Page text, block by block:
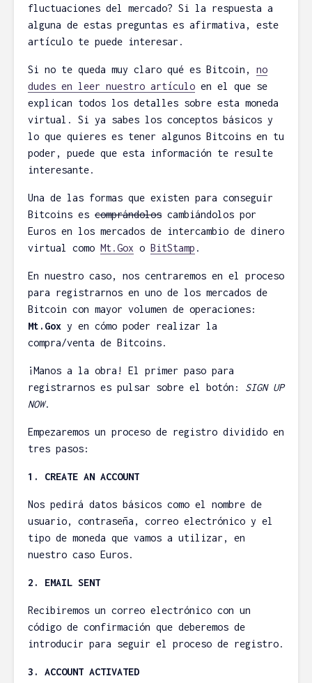
fluctuaciones del mercado? Si la respuesta a
alguna de estas preguntas es afirmativa, este
artículo te puede interesar.
Si no te queda muy claro qué es Bitcoin, no
dudes en leer nuestro artículo en el que se
explican todos los detalles sobre esta moneda
virtual. Si ya sabes los conceptos básicos y
lo que quieres es tener algunos Bitcoins en tu
poder, puede que esta información te resulte
interesante.
Una de las formas que existen para conseguir
Bitcoins es comprándolos cambiándolos por
Euros en los mercados de intercambio de dinero
virtual como Mt.Gox o BitStamp .
En nuestro caso, nos centraremos en el proceso
para registrarnos en uno de los mercados de
Bitcoin con mayor volumen de operaciones:
Mt.Gox y en cómo poder realizar la
compra/venta de Bitcoins.
¡Manos a la obra! El primer paso para
registrarnos es pulsar sobre el botón: SIGN UP
NOW.
Empezaremos un proceso de registro dividido en
tres pasos:
1. CREATE AN ACCOUNT
Nos pedirá datos básicos como el nombre de
usuario, contraseña, correo electrónico y el
tipo de moneda que vamos a utilizar, en
nuestro caso Euros.
2. EMAIL SENT
Recibiremos un correo electrónico con un
código de confirmación que deberemos de
introducir para seguir el proceso de registro.
3. ACCOUNT ACTIVATED
Esnifando
contraseñas con
Wireshark
10/12/2013
comentarios
3 minutos de
lectura
¿Cómo aprobar el
examen de ISTQB
Foundation?
Rafa M.
19/12/2016
45
comentarios
4 minutos de
lectura
(no vacío) en Linux
29/04/2013
comentarios
2 minutos de
Elegir un
Málaga
lectura
y hosting:
lectura
dos